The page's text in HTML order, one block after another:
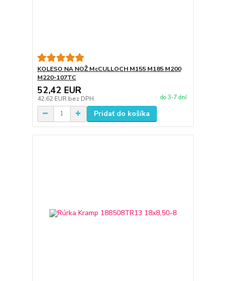
KOLESO NA NOŽ McCULLOCH M155 M185 M200
M220-107TC
52,42 EUR
42,62 EUR bez DPH do 3-7 dní
Pridať do košíka